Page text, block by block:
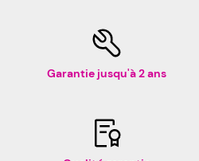
Garantie jusqu'à 2 ans